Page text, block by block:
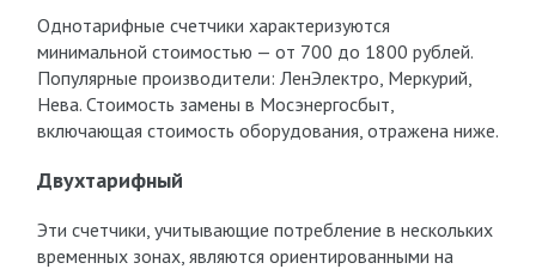
Однотарифные счетчики характеризуются
минимальной стоимостью — от 700 до 1800 рублей.
Популярные производители: ЛенЭлектро, Меркурий,
Нева. Стоимость замены в Мосэнергосбыт,
включающая стоимость оборудования, отражена ниже.
Двухтарифный
Эти счетчики, учитывающие потребление в нескольких
временных зонах, являются ориентированными на